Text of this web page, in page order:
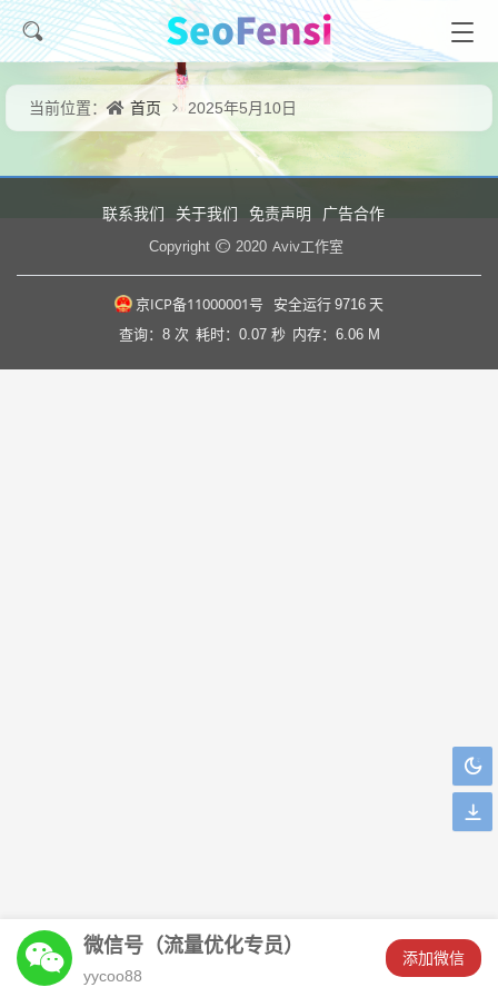
当前位置： 首页 2025年5月10日
联系我们 关于我们 免责声明 广告合作
Copyright 2020 Aviv工作室
京ICP备11000001号 安全运行 9716 天
查询：8 次 耗时：0.07 秒 内存：6.06 M
󦘖 微信号（流量优化专员）
yycoo88
添加微信
***若扶风刚刚添加了客服微信！